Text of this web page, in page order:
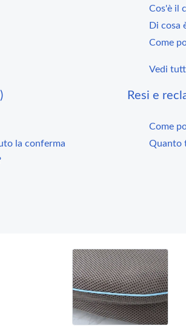
Cos'è il
Di cosa
Come
Vedi
la conferma
Resi e
Come
Quanto